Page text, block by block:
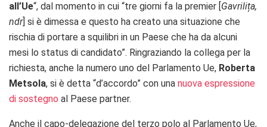
all’Ue“, dal momento in cui “tre giorni fa la premier [Gavrilița,
ndr] si è dimessa e questo ha creato una situazione che
rischia di portare a squilibri in un Paese che ha da alcuni
mesi lo status di candidato”. Ringraziando la collega per la
richiesta, anche la numero uno del Parlamento Ue, Roberta
Metsola, si è detta “d’accordo” con una nuova espressione
di sostegno al Paese partner.
Anche il capo-delegazione del terzo polo al Parlamento Ue,